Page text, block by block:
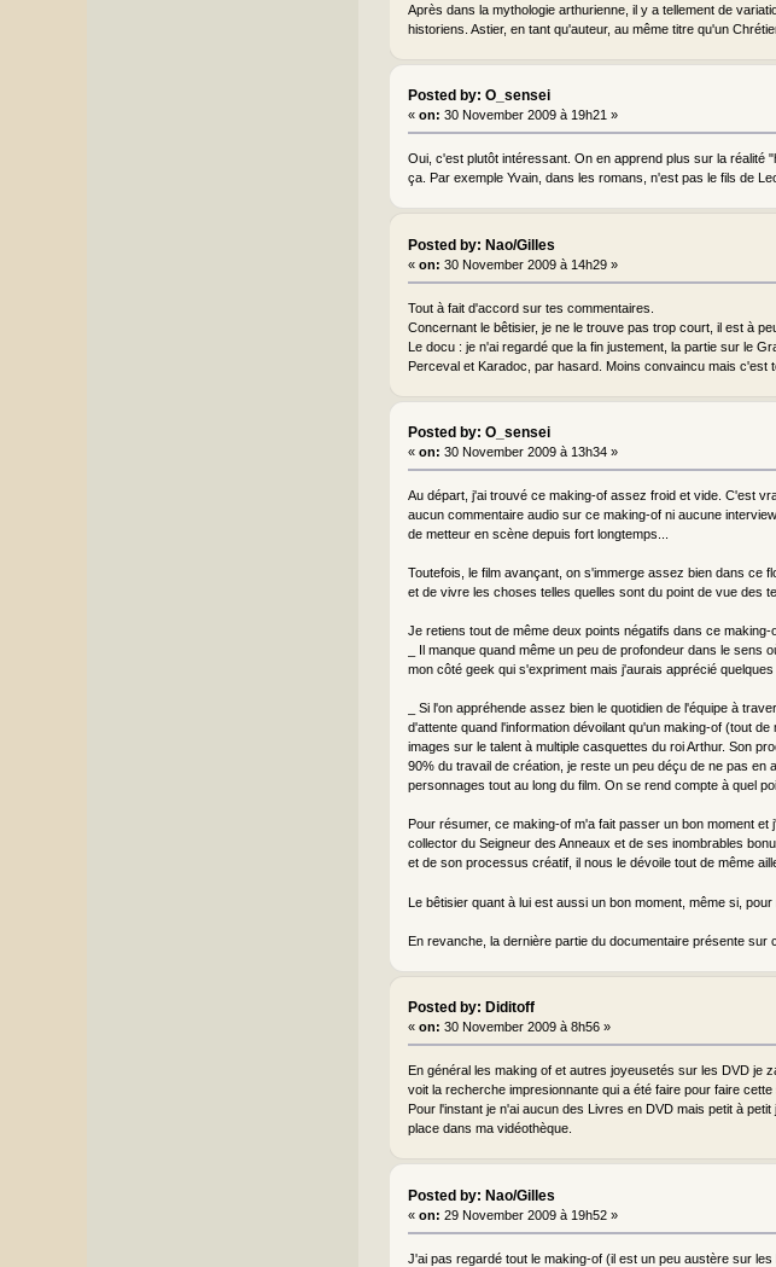
Après dans la mythologie arthurienne, il y a tellement de
historiens. Astier, en tant qu'auteur, au même titre qu'un
Posted by: O_sensei
« on: 30 November 2009 à 19h21 »
Oui, c'est plutôt intéressant. On en apprend plus sur la réalité
ça. Par exemple Yvain, dans les romans, n'est pas le fils de
Posted by: Nao/Gilles
« on: 30 November 2009 à 14h29 »
Tout à fait d'accord sur tes commentaires.
Concernant le bêtisier, je ne le trouve pas trop court, il est à
Le docu : je n'ai regardé que la fin justement, la partie sur le
Perceval et Karadoc, par hasard. Moins convaincu mais
Posted by: O_sensei
« on: 30 November 2009 à 13h34 »
Au départ, j'ai trouvé ce making-of assez froid et vide. C'est
aucun commentaire audio sur ce making-of ni aucune
de metteur en scène depuis fort longtemps...
Toutefois, le film avançant, on s'immerge assez bien dans ce
et de vivre les choses telles quelles sont du point de vue des
Je retiens tout de même deux points négatifs dans ce making-
_ Il manque quand même un peu de profondeur dans le
mon côté geek qui s'expriment mais j'aurais apprécié
_ Si l'on appréhende assez bien le quotidien de l'équipe à
d'attente quand l'information dévoilant qu'un making-of (tout
images sur le talent à multiple casquettes du roi Arthur. Son
90% du travail de création, je reste un peu déçu de ne pas
personnages tout au long du film. On se rend compte à quel
Pour résumer, ce making-of m'a fait passer un bon moment
collector du Seigneur des Anneaux et de ses inombrables
et de son processus créatif, il nous le dévoile tout de même
Le bêtisier quant à lui est aussi un bon moment, même si,
En revanche, la dernière partie du documentaire présente sur
Posted by: Diditoff
« on: 30 November 2009 à 8h56 »
En général les making of et autres joyeusetés sur les DVD je
voit la recherche impresionnante qui a été faire pour faire cette
Pour l'instant je n'ai aucun des Livres en DVD mais petit à
place dans ma vidéothèque.
Posted by: Nao/Gilles
« on: 29 November 2009 à 19h52 »
J'ai pas regardé tout le making-of (il est un peu austère sur